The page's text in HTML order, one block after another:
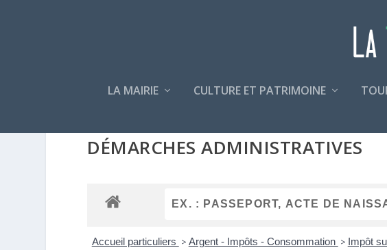
LA MAIRIE CULTURE ET PATRIMOINE
DÉMARCHES ADMINISTRATIVES
Accueil particuliers > Argent - Impôts - Consommation > Impôt